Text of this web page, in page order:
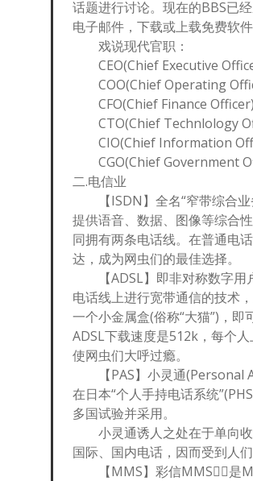
话题进行讨论。现在的BBS已
电子邮件，下载或上载免费软
戏说现代官职：
CEO(Chief Executive
COO(Chief Operating
CFO(Chief Finance Officer)
CTO(Chief Technlology
CIO(Chief Information
CGO(Chief Government
二.电信业
【ISDN】全名“窄带综合业
提供语音、数据、图像等综合
同拥有两条电话线。在普通电
达，成为网虫们的最佳选择。
【ADSL】即非对称数字用
电话线上进行宽带通信的技术
一个小金属盒(俗称“大猫”)，
ADSL下载速度是512k，每个
使网虫们大呼过瘾。
【PAS】小灵通(Personal
在日本“个人手持电话系统
多国试验并采用。
小灵通诱人之处在于单向收
国际、国内电话，因而受到人
【MMS】彩信MMS，是